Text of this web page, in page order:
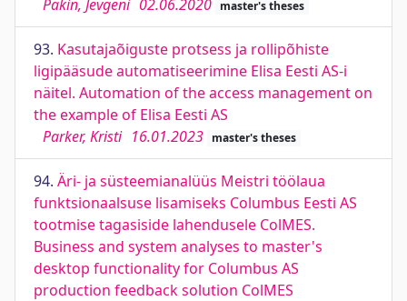
Pakin, Jevgeni 02.06.2020 master's theses
93. Kasutajaõiguste protsess ja rollipõhiste
ligipääsude automatiseerimine Elisa Eesti AS-i
näitel. Automation of the access management on
the example of Elisa Eesti AS
Parker, Kristi 16.01.2023 master's theses
94. Äri- ja süsteemianalüüs Meistri töölaua
funktsionaalsuse lisamiseks Columbus Eesti AS
tootmise tagasiside lahendusele ColMES.
Business and system analyses to master's
desktop functionality for Columbus AS
production feedback solution ColMES